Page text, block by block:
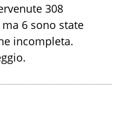
308
6 sono state
incompleta.